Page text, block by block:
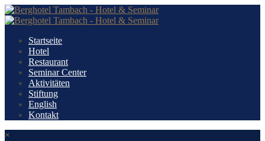
Startseite
Hotel
Restaurant
Seminar Center
Aktivitäten
Stiftung
English
Kontakt
×